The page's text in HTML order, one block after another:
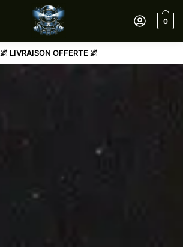
0
🌌 LIVRAISON OFFERTE 🌌